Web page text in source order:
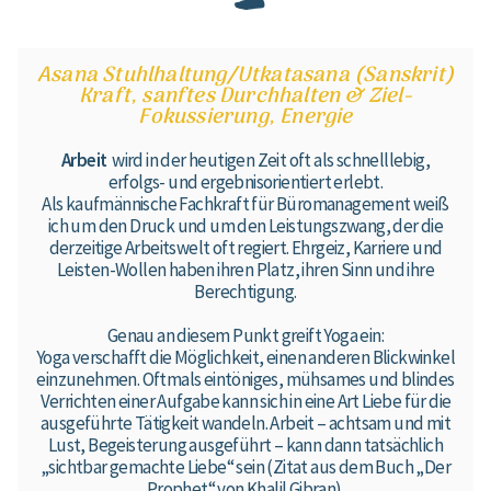
Asana Stuhlhaltung/Utkatasana (Sanskrit)
Kraft, sanftes Durchhalten & Ziel-
Fokussierung, Energie
Arbeit wird in der heutigen Zeit oft als schnelllebig,
erfolgs- und ergebnisorientiert erlebt.
Als kaufmännische Fachkraft für Büromanagement weiß
ich um den Druck und um den Leistungszwang, der die
derzeitige Arbeitswelt oft regiert. Ehrgeiz, Karriere und
Leisten-Wollen haben ihren Platz, ihren Sinn und ihre
Berechtigung.
Genau an diesem Punkt greift Yoga ein:
Yoga verschafft die Möglichkeit, einen anderen Blickwinkel
einzunehmen. Oftmals eintöniges, mühsames und blindes
Verrichten einer Aufgabe kann sich in eine Art Liebe für die
ausgeführte Tätigkeit wandeln. Arbeit – achtsam und mit
Lust, Begeisterung ausgeführt – kann dann tatsächlich
„sichtbar gemachte Liebe“ sein (Zitat aus dem Buch „Der